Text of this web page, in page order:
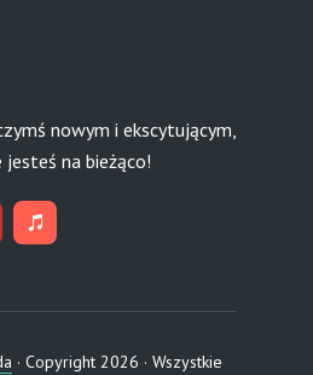
nowym i ekscytującym,
jesteś na bieżąco!
· Copyright 2026 · Wszystkie